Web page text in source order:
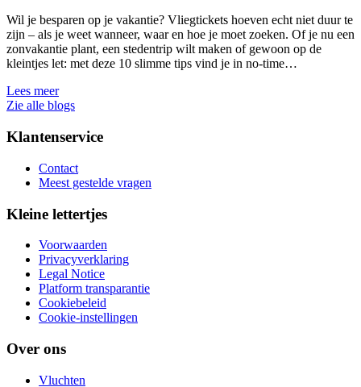
Wil je besparen op je vakantie? Vliegtickets hoeven echt niet duur te
zijn – als je weet wanneer, waar en hoe je moet zoeken. Of je nu een
zonvakantie plant, een stedentrip wilt maken of gewoon op de
kleintjes let: met deze 10 slimme tips vind je in no-time…
Lees meer
Zie alle blogs
Klantenservice
Contact
Meest gestelde vragen
Kleine lettertjes
Voorwaarden
Privacyverklaring
Legal Notice
Platform transparantie
Cookiebeleid
Cookie-instellingen
Over ons
Vluchten